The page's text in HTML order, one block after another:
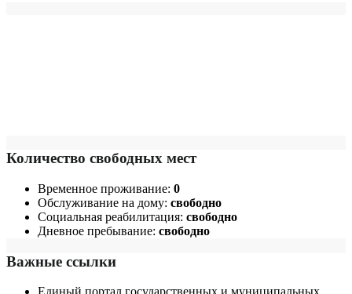
Количество свободных мест
Временное проживание: 0
Обслуживание на дому: свободно
Социальная реабилитация: свободно
Дневное пребывание: свободно
Важные ссылки